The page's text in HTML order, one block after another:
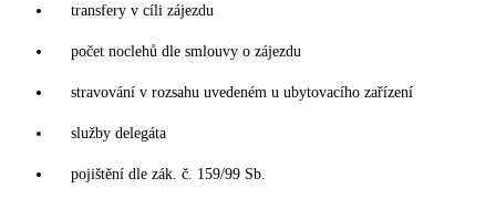
transfery v cíli zájezdu
počet noclehů dle smlouvy o zájezdu
stravování v rozsahu uvedeném u ubytovacího zařízení
služby delegáta
pojištění dle zák. č. 159/99 Sb.